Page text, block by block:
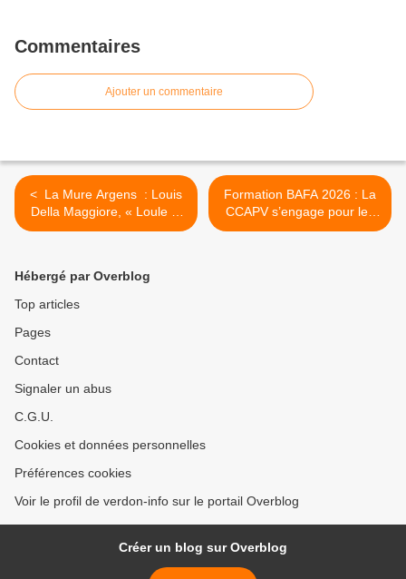
Commentaires
Ajouter un commentaire
< La Mure Argens : Louis
Della Maggiore, « Loule »,
une légende s’en va
Formation BAFA 2026 : La
CCAPV s’engage pour les
jeunes du territoire >
Hébergé par Overblog
Top articles
Pages
Contact
Signaler un abus
C.G.U.
Cookies et données personnelles
Préférences cookies
Voir le profil de verdon-info sur le portail Overblog
Créer un blog sur Overblog